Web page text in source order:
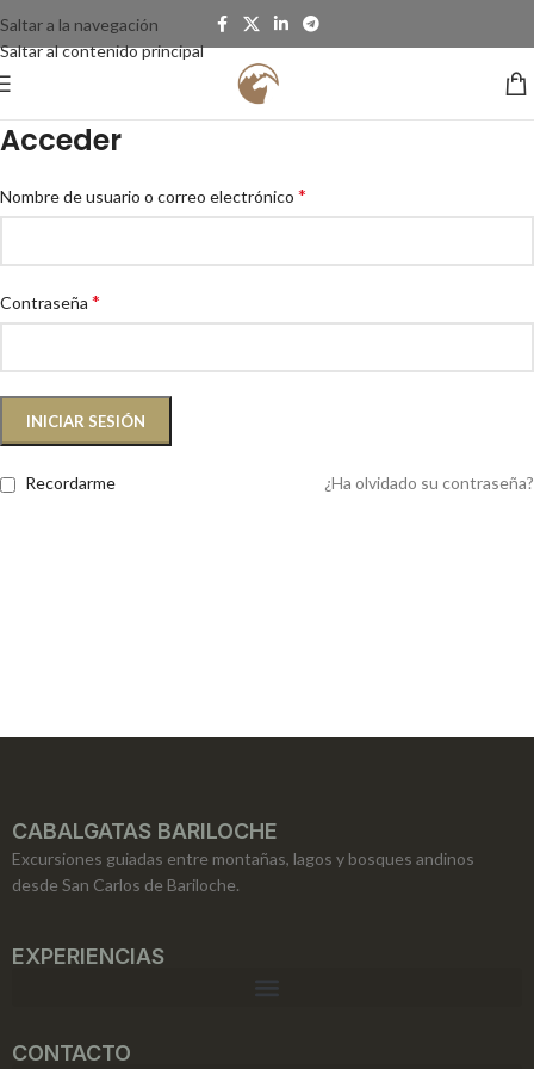
Saltar a la navegación
Saltar al contenido principal
Acceder
Nombre de usuario o correo electrónico *
Contraseña *
INICIAR SESIÓN
¿Ha olvidado su contraseña?
Recordarme
CABALGATAS BARILOCHE
Excursiones guiadas entre montañas, lagos y bosques andinos
desde San Carlos de Bariloche.
EXPERIENCIAS
CONTACTO